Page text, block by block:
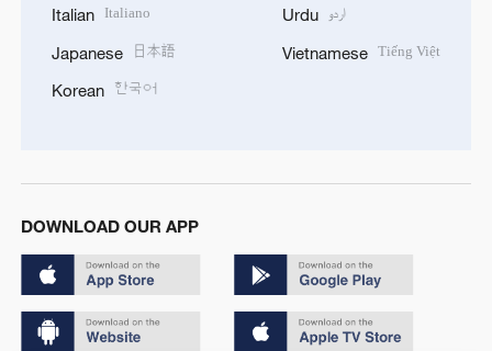
Italian Italiano
Japanese 日本語
Korean 한국어
Urdu اردو
Vietnamese Tiếng Việt
DOWNLOAD OUR APP